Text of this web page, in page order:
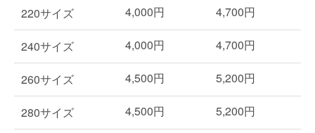
220サイズ 4,000円 4,700円
240サイズ 4,000円 4,700円
260サイズ 4,500円 5,200円
280サイズ 4,500円 5,200円